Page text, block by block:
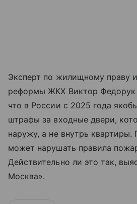
Эксперт по жилищному праву
реформы ЖКХ Виктор
что в России с 2025 года
штрафы за входные двери,
наружу, а не внутрь квартиры.
может нарушать правила
Действительно ли это так,
Москва».